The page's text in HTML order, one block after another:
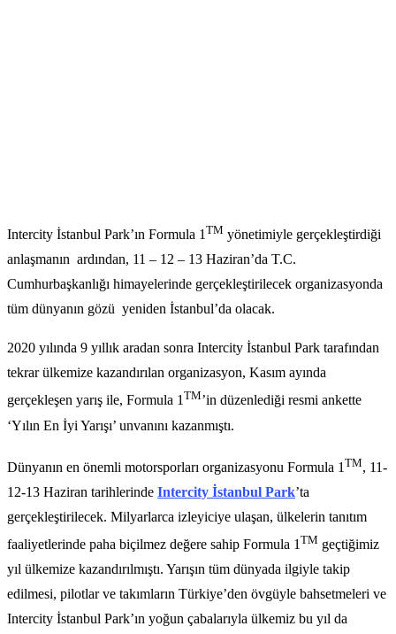
Intercity İstanbul Park’ın Formula 1 TM yönetimiyle gerçekleştirdiği
anlaşmanın ardından, 11 – 12 – 13 Haziran’da T.C.
Cumhurbaşkanlığı himayelerinde gerçekleştirilecek organizasyonda
tüm dünyanın gözü yeniden İstanbul’da olacak.
2020 yılında 9 yıllık aradan sonra Intercity İstanbul Park tarafından
tekrar ülkemize kazandırılan organizasyon, Kasım ayında
gerçekleşen yarış ile, Formula 1TM’in düzenlediği resmi ankette
‘Yılın En İyi Yarışı’ unvanını kazanmıştı.
Dünyanın en önemli motorsporları organizasyonu Formula 1 TM, 11-
12-13 Haziran tarihlerinde Intercity İstanbul Park’ta
gerçekleştirilecek. Milyarlarca izleyiciye ulaşan, ülkelerin tanıtım
faaliyetlerinde paha biçilmez değere sahip Formula 1 TM geçtiğimiz
yıl ülkemize kazandırılmıştı. Yarışın tüm dünyada ilgiyle takip
edilmesi, pilotlar ve takımların Türkiye’den övgüyle bahsetmeleri ve
Intercity İstanbul Park’ın yoğun çabalarıyla ülkemiz bu yıl da